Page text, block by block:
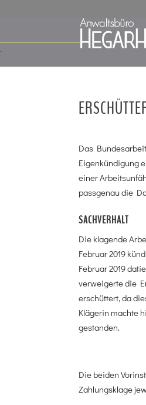
Das
Eigenkündigung
einer
passgenau die
SACHVERHALT
Die klagende
Februar 2019
Februar 2019
verweigerte die
erschüttert, da
Klägerin machte
gestanden.
Die beiden
Zahlungsklage